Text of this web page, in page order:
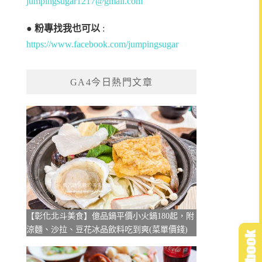
●粉專找我也可以 :
https://www.facebook.com/jumpingsugar
GA4今日熱門文章
【彰化北斗美食】億品鍋平價小火鍋180起，附
涼麵、沙拉、豆花冰品飲料吃到爽(菜單價錢)